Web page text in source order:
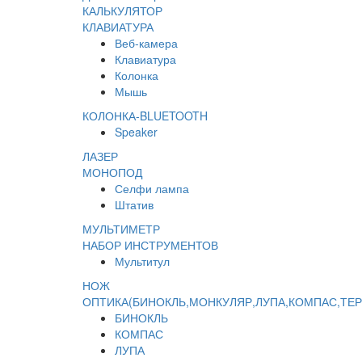
КАЛЬКУЛЯТОР
КЛАВИАТУРА
Веб-камера
Клавиатура
Колонка
Мышь
КОЛОНКА-BLUETOOTH
Speaker
ЛАЗЕР
МОНОПОД
Селфи лампа
Штатив
МУЛЬТИМЕТР
НАБОР ИНСТРУМЕНТОВ
Мультитул
НОЖ
БИНОКЛЬ
КОМПАС
ЛУПА